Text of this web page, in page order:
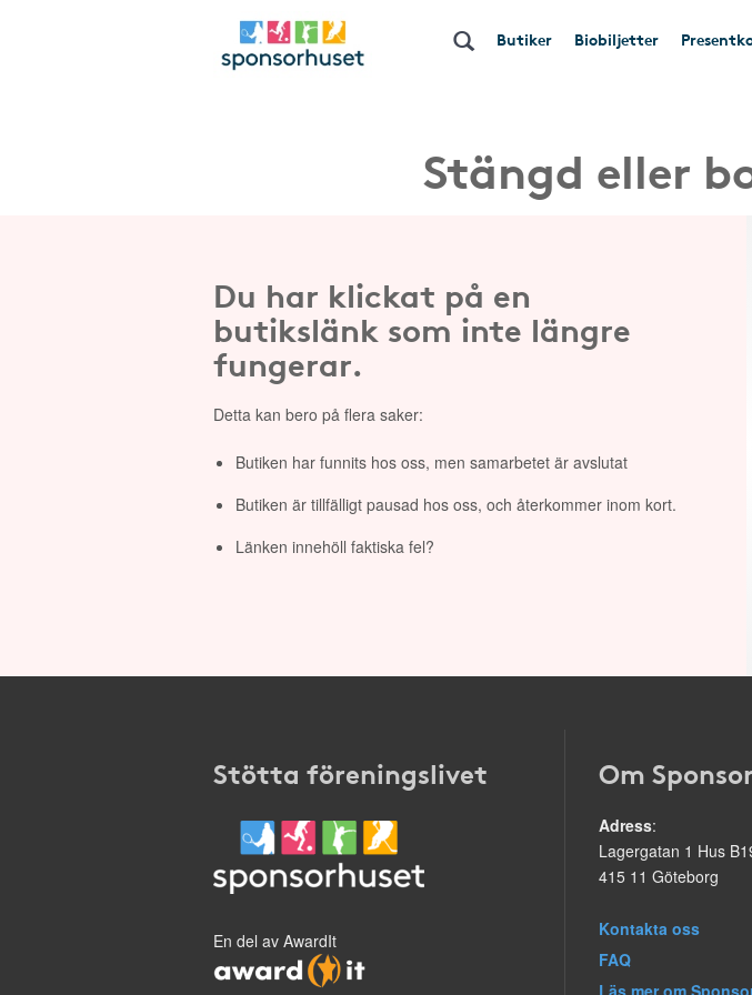
Butiker Biobiljetter
Stängd eller
Du har klickat på en
butikslänk som inte längre
fungerar.
Detta kan bero på flera saker:
Butiken har funnits hos oss, men samarbetet är avslutat
Butiken är tillfälligt pausad hos oss, och återkommer inom kort.
Länken innehöll faktiska fel?
Stötta föreningslivet
En del av AwardIt
Om
Adress:
Lagergatan 1 Hus
415 11 Göteborg
Kontakta oss
FAQ
Läs mer om